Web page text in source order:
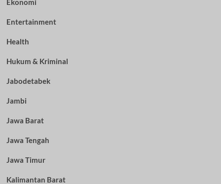
Entertainment
Health
Hukum & Kriminal
Jabodetabek
Jambi
Jawa Barat
Jawa Tengah
Jawa Timur
Kalimantan Barat